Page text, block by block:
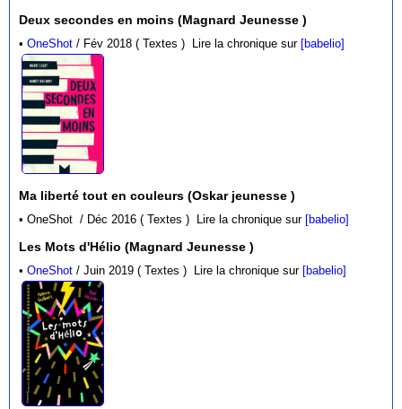
Deux secondes en moins (Magnard Jeunesse )
•OneShot / Fév 2018 ( Textes ) Lire la chronique sur [babelio]
Ma liberté tout en couleurs (Oskar jeunesse )
• OneShot / Déc 2016 ( Textes ) Lire la chronique sur [babelio]
Les Mots d'Hélio (Magnard Jeunesse )
•OneShot / Juin 2019 ( Textes ) Lire la chronique sur [babelio]